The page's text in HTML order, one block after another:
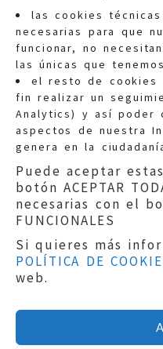
las cookies
necesarias para que
funcionar, no
las únicas que
el resto de cookies
fin realizar un
Analytics) y así poder
aspectos de nuestra
genera en la
Puede aceptar
botón ACEPTAR
necesarias con el
FUNCIONALES
Si quieres más
POLÍTICA DE
web.
Quejas:
Teléfonos:
Aviso legal|
Protección de
Política de